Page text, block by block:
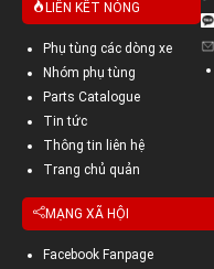
LIÊN KẾT NÓNG
Phụ tùng các dòng xe
Nhóm phụ tùng
Parts Catalogue
Tin tức
Thông tin liên hệ
Trang chủ quản
MẠNG XÃ HỘI
Facebook Fanpage